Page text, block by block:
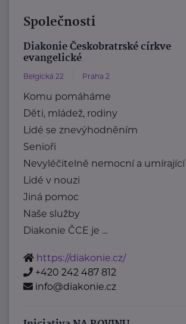
Společnosti
Diakonie Českobratrské církve
evangelické
Belgická 22 Praha 2
Komu pomáháme
Děti, mládež, rodiny
Lidé se znevýhodněním
Senioři
Nevyléčitelně nemocní a umírající
Lidé v nouzi
Jiná pomoc
Naše služby
Diakonie ČCE je ...
https://diakonie.cz/
+420 242 487 812
info@diakonie.cz